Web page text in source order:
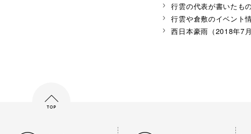
行雲の代表が書いたも
行雲や倉敷のイベント
西日本豪雨（2018年7